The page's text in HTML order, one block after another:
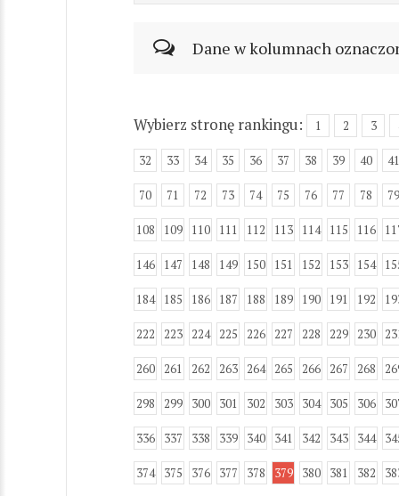
Dane w kolumnach
Wybierz stronę rankingu: 1 2 3
32 33 34 35 36 37 38 39 40 41
70 71 72 73 74 75 76 77 78 79
108 109 110 111 112 113 114 115 116
146 147 148 149 150 151 152 153 154
184 185 186 187 188 189 190 191 192
222 223 224 225 226 227 228 229 230
260 261 262 263 264 265 266 267 268
298 299 300 301 302 303 304 305 306
336 337 338 339 340 341 342 343 344
374 375 376 377 378 379 380 381 382